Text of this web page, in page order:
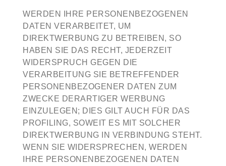
WERDEN IHRE PERSONENBEZOGENEN
DATEN VERARBEITET, UM
DIREKTWERBUNG ZU BETREIBEN, SO
HABEN SIE DAS RECHT, JEDERZEIT
WIDERSPRUCH GEGEN DIE
VERARBEITUNG SIE BETREFFENDER
PERSONENBEZOGENER DATEN ZUM
ZWECKE DERARTIGER WERBUNG
EINZULEGEN; DIES GILT AUCH FÜR DAS
PROFILING, SOWEIT ES MIT SOLCHER
DIREKTWERBUNG IN VERBINDUNG STEHT.
WENN SIE WIDERSPRECHEN, WERDEN
IHRE PERSONENBEZOGENEN DATEN